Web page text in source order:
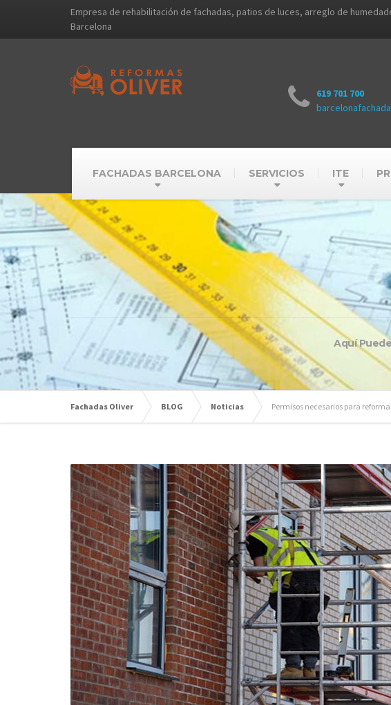
Empresa de rehabilitación de fachadas, patios de luces, arreglo de
Barcelona
619 701 700
FACHADAS BARCELONA SERVICIOS ITE
Aquí
Fachadas Oliver BLOG Noticias Permisos necesarios para